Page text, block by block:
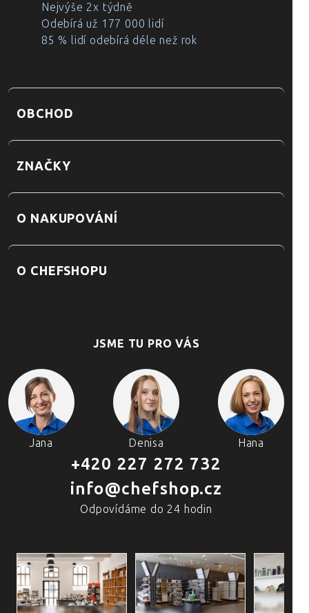
Nejvýše 2x týdně
Odebírá už 177 000 lidí
85 % lidí odebírá déle než rok
OBCHOD
ZNAČKY
O NAKUPOVÁNÍ
O CHEFSHOPU
JSME TU PRO VÁS
Jana Denisa Hana
+420 227 272 732
info@chefshop.cz
Odpovídáme do 24 hodin